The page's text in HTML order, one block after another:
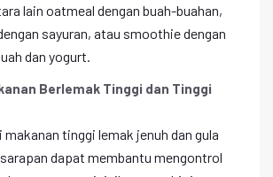
lain oatmeal dengan buah-buahan,
sayuran, atau smoothie dengan
dan yogurt.
Berlemak Tinggi dan Tinggi
makanan tinggi lemak jenuh dan gula
dapat membantu mengontrol